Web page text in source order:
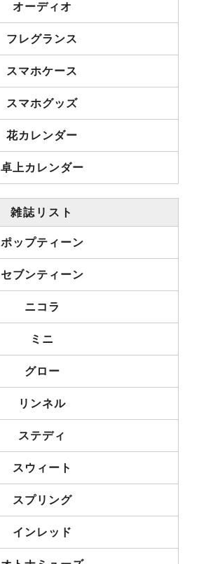
オーディオ
フレグランス
スマホケース
スマホグッズ
花カレンダー
卓上カレンダー
雑誌リスト
ポップティーン
セブンティーン
ニコラ
ミニ
グロー
リンネル
ステディ
スウィート
スプリング
インレッド